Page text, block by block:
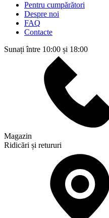
Pentru cumpărători
Despre noi
FAQ
Contacte
Sunați între 10:00 și 18:00
Magazin
Ridicări și retururi